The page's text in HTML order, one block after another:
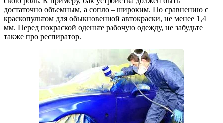
достаточно объемным, а сопло – широким. По сравнению с
краскопультом для обыкновенной автокраски, не менее 1,4
мм. Перед покраской оденьте рабочую одежду, не забудьте
также про респиратор.